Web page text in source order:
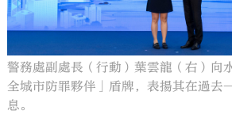
警務處副處長（行動）葉雲龍（右）向
全城市防罪夥伴」盾牌，表揚其在過去
息。